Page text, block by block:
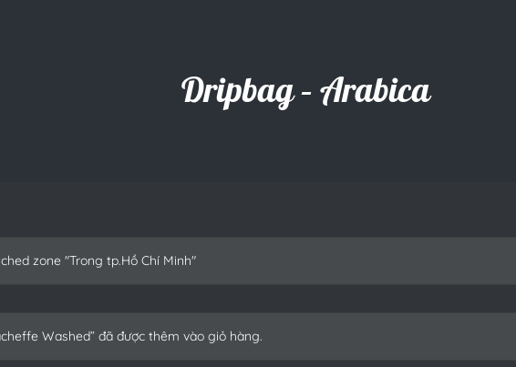
Dripbag – Arabica
zone "Trong tp.Hồ Chí Minh"
Washed” đã được thêm vào giỏ hàng.